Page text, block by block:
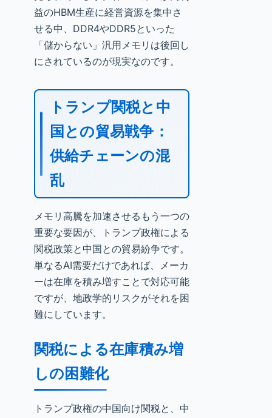
益のHBM生産に経営資源を集中さ
せる中、DDR4やDDR5といった
「儲からない」汎用メモリは後回し
にされているのが現実なのです。
トランプ関税と中
国との貿易戦争：
供給チェーンの混
乱
メモリ高騰を加速させるもう一つの
重要な要因が、トランプ政権による
関税政策と中国との貿易紛争です。
単なるAI需要だけであれば、メーカ
ーは在庫を積み増すことで対応可能
ですが、地政学的リスクがそれを困
難にしています。
関税による在庫積み増
しの困難化
トランプ政権の中国向け関税と、中